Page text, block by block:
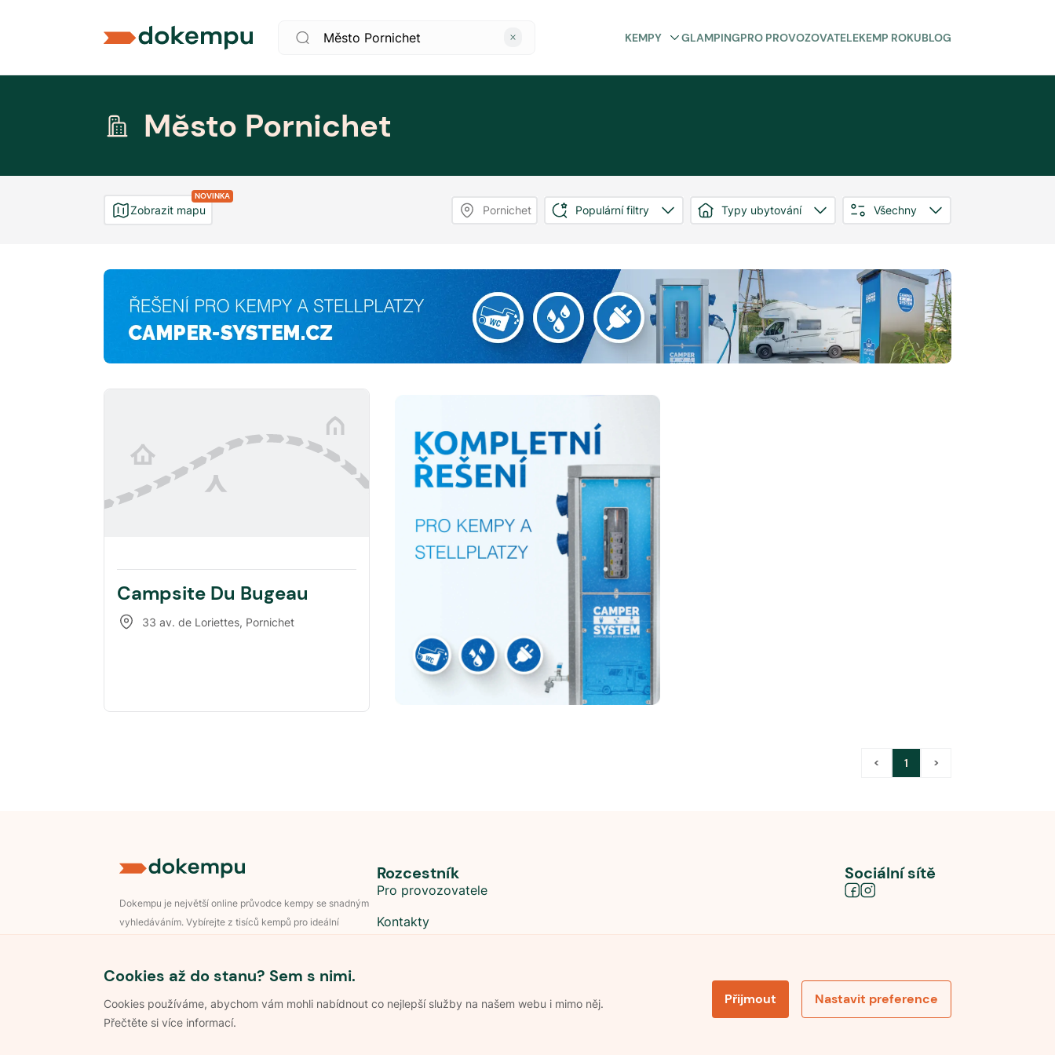
KEMPY GLAMPINGPRO PROVOZOVATELEKEMP ROKUBLOG
Město Pornichet
NOVINKA
Zobrazit mapu Pornichet Populární filtry Typy ubytování Všechny
Campsite Du Bugeau
33 av. de Loriettes, Pornichet
< 1 >
Cookies až do stanu? Sem s nimi.
Cookies používáme, abychom vám mohli nabídnout co nejlepší služby na našem webu i mimo něj.
Přečtěte si více informací.
Přijmout Nastavit preference
Dokempu je největší online průvodce kempy se snadným
vyhledáváním. Vybírejte z tisíců kempů pro ideální
Rozcestník
Pro provozovatele
Kontakty
Sociální sítě